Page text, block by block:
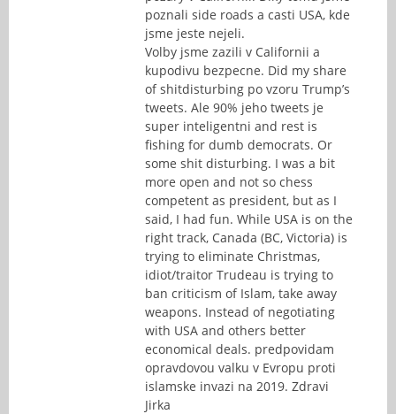
poznali side roads a casti USA, kde
jsme jeste nejeli.
Volby jsme zazili v Californii a
kupodivu bezpecne. Did my share
of shitdisturbing po vzoru Trump’s
tweets. Ale 90% jeho tweets je
super inteligentni and rest is
fishing for dumb democrats. Or
some shit disturbing. I was a bit
more open and not so chess
competent as president, but as I
said, I had fun. While USA is on the
right track, Canada (BC, Victoria) is
trying to eliminate Christmas,
idiot/traitor Trudeau is trying to
ban criticism of Islam, take away
weapons. Instead of negotiating
with USA and others better
economical deals. predpovidam
opravdovou valku v Evropu proti
islamske invazi na 2019. Zdravi
Jirka